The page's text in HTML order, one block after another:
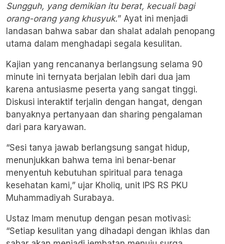
Sungguh, yang demikian itu berat, kecuali bagi
orang-orang yang khusyuk.” Ayat ini menjadi
landasan bahwa sabar dan shalat adalah penopang
utama dalam menghadapi segala kesulitan.
Kajian yang rencananya berlangsung selama 90
minute ini ternyata berjalan lebih dari dua jam
karena antusiasme peserta yang sangat tinggi.
Diskusi interaktif terjalin dengan hangat, dengan
banyaknya pertanyaan dan sharing pengalaman
dari para karyawan.
“Sesi tanya jawab berlangsung sangat hidup,
menunjukkan bahwa tema ini benar-benar
menyentuh kebutuhan spiritual para tenaga
kesehatan kami,” ujar Kholiq, unit IPS RS PKU
Muhammadiyah Surabaya.
Ustaz Imam menutup dengan pesan motivasi:
“Setiap kesulitan yang dihadapi dengan ikhlas dan